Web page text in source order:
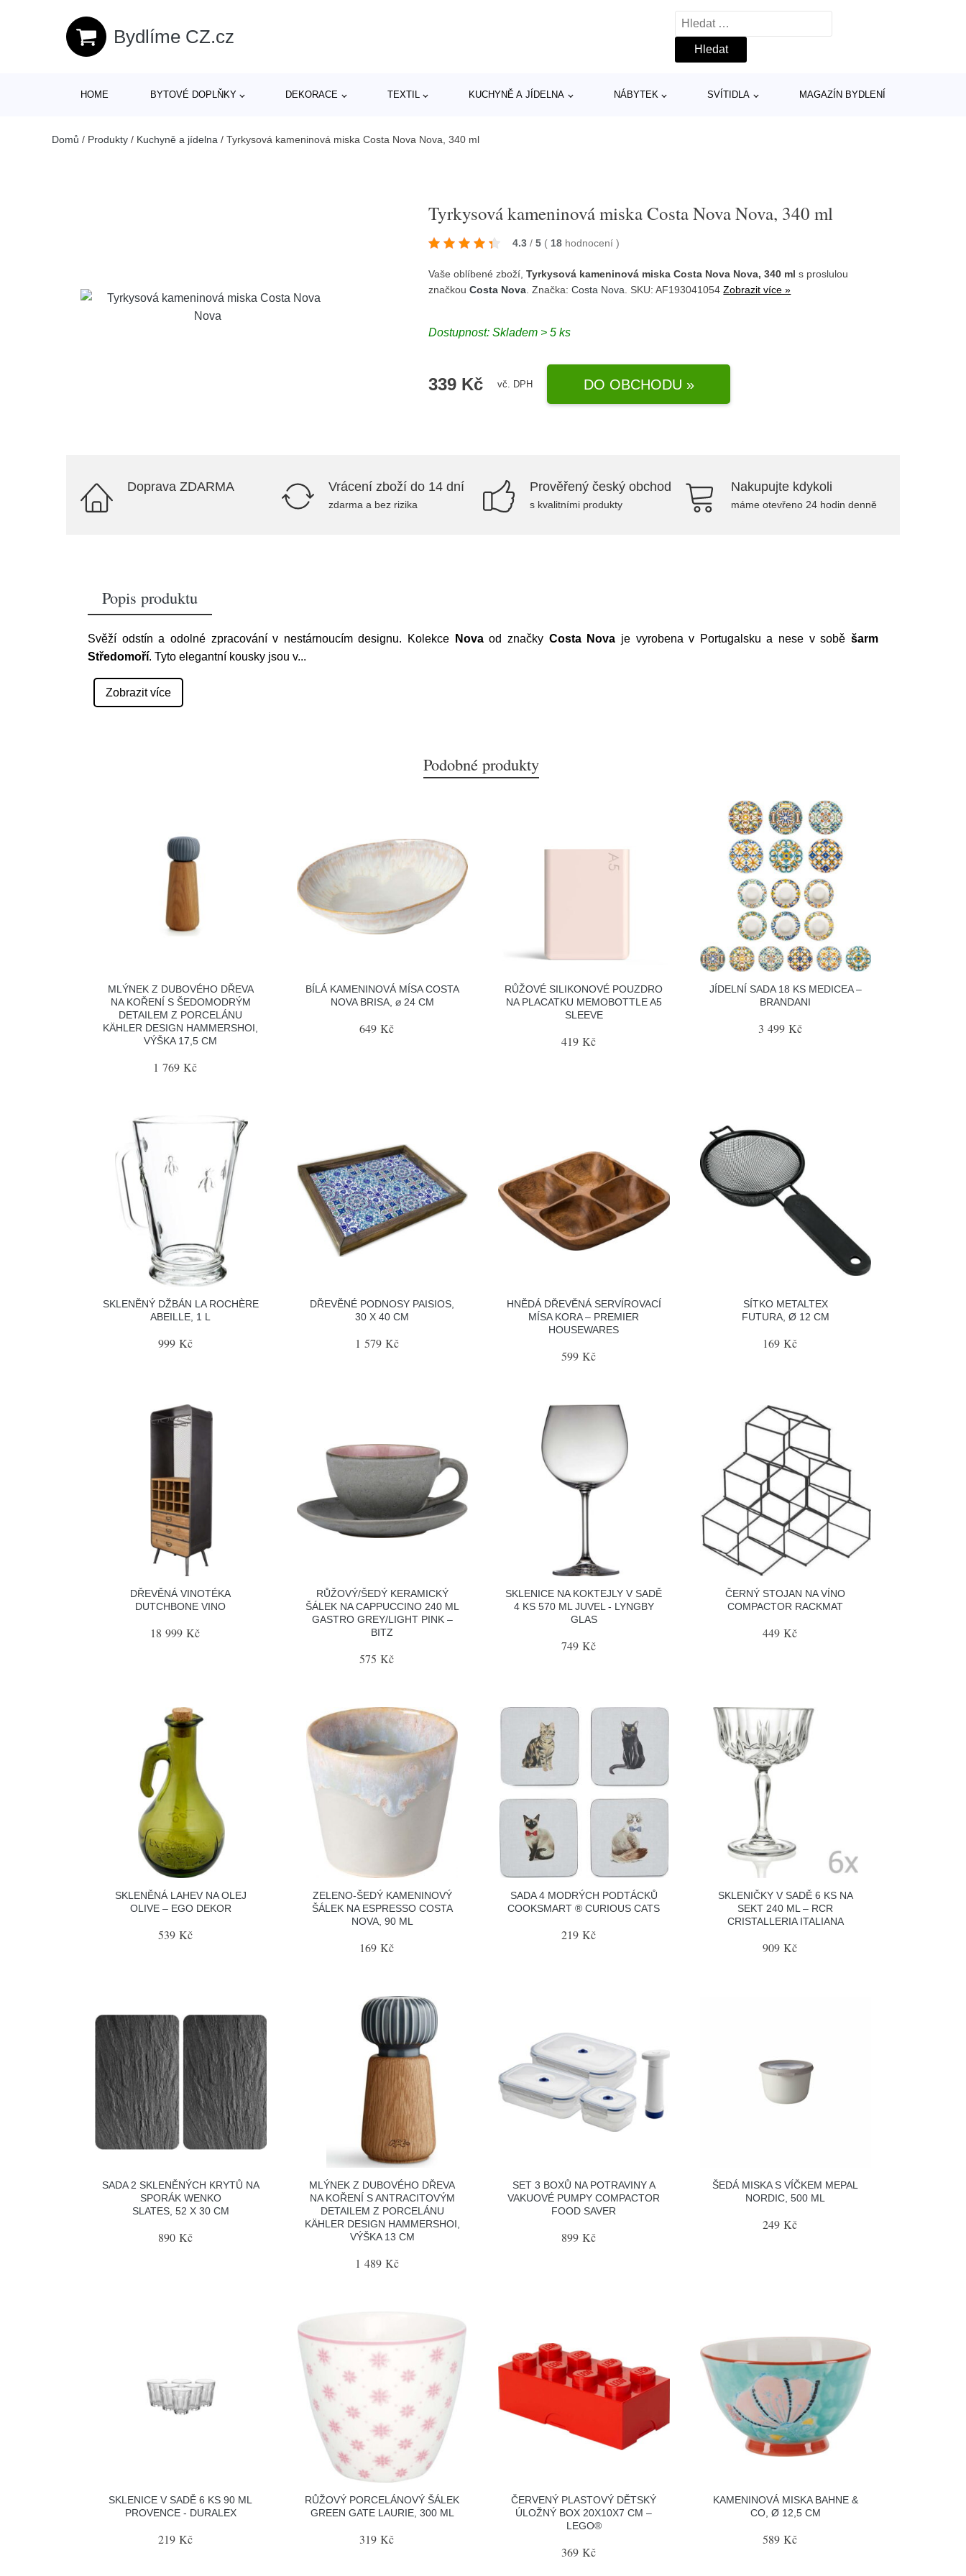
Bydlíme CZ.cz
Vyhledávání
HOME BYTOVÉ DOPLŇKY DEKORACE TEXTIL KUCHYNĚ A JÍDELNA NÁBYTEK SVÍTIDLA MAGAZÍN BYDLENÍ
Domů / Produkty / Kuchyně a jídelna / Tyrkysová kameninová miska Costa Nova Nova, 340 ml
Tyrkysová kameninová miska Costa Nova Nova, 340 ml
4.3 / 5 ( 18 hodnocení)
Vaše oblíbené zboží,Tyrkysová kameninová miska Costa Nova Nova, 340 ml s proslulou
značkouCosta Nova . Značka:Costa Nova . SKU: AF193041054Zobrazit více »
Dostupnost:Skladem > 5 ks
339 Kč vč. DPH DO OBCHODU »
Doprava ZDARMA Vrácení zboží do 14 dní
zdarma a bez rizika
Prověřený český obchod
s kvalitními produkty
Nakupujte kdykoli
máme otevřeno 24 hodin denně
Popis produktu
Svěží odstín a odolné zpracování v nestárnoucím designu. Kolekce Novaod značky Costa Nova je vyrobena v Portugalsku a nese v soběšarm
Středomoří. Tyto elegantní kousky jsou v...
Zobrazit více
Podobné produkty
MLÝNEK Z DUBOVÉHO DŘEVA
NA KOŘENÍ S ŠEDOMODRÝM
DETAILEM Z PORCELÁNU
KÄHLER DESIGN HAMMERSHOI,
VÝŠKA 17,5 CM
1 769 Kč
BÍLÁ KAMENINOVÁ MÍSA COSTA
NOVA BRISA, ⌀ 24 CM
649 Kč
RŮŽOVÉ SILIKONOVÉ POUZDRO
NA PLACATKU MEMOBOTTLE A5
SLEEVE
419 Kč
JÍDELNÍ SADA 18 KS MEDICEA –
BRANDANI
3 499 Kč
SKLENĚNÝ DŽBÁN LA ROCHÈRE
ABEILLE, 1 L
999 Kč
DŘEVĚNÉ PODNOSY PAISIOS,
30 X 40 CM
1 579 Kč
HNĚDÁ DŘEVĚNÁ SERVÍROVACÍ
MÍSA KORA – PREMIER
HOUSEWARES
599 Kč
SÍTKO METALTEX
FUTURA, Ø 12 CM
169 Kč
DŘEVĚNÁ VINOTÉKA
DUTCHBONE VINO
18 999 Kč
RŮŽOVÝ/ŠEDÝ KERAMICKÝ
ŠÁLEK NA CAPPUCCINO 240 ML
GASTRO GREY/LIGHT PINK –
BITZ
575 Kč
SKLENICE NA KOKTEJLY V SADĚ
4 KS 570 ML JUVEL - LYNGBY
GLAS
749 Kč
ČERNÝ STOJAN NA VÍNO
COMPACTOR RACKMAT
449 Kč
SKLENĚNÁ LAHEV NA OLEJ
OLIVE – EGO DEKOR
539 Kč
ZELENO-ŠEDÝ KAMENINOVÝ
ŠÁLEK NA ESPRESSO COSTA
NOVA, 90 ML
169 Kč
SADA 4 MODRÝCH PODTÁCKŮ
COOKSMART ® CURIOUS CATS
219 Kč
SKLENIČKY V SADĚ 6 KS NA
SEKT 240 ML – RCR
CRISTALLERIA ITALIANA
909 Kč
SADA 2 SKLENĚNÝCH KRYTŮ NA
SPORÁK WENKO
SLATES, 52 X 30 CM
890 Kč
MLÝNEK Z DUBOVÉHO DŘEVA
NA KOŘENÍ S ANTRACITOVÝM
DETAILEM Z PORCELÁNU
KÄHLER DESIGN HAMMERSHOI,
VÝŠKA 13 CM
1 489 Kč
SET 3 BOXŮ NA POTRAVINY A
VAKUOVÉ PUMPY COMPACTOR
FOOD SAVER
899 Kč
ŠEDÁ MISKA S VÍČKEM MEPAL
NORDIC, 500 ML
249 Kč
SKLENICE V SADĚ 6 KS 90 ML
PROVENCE - DURALEX
219 Kč
RŮŽOVÝ PORCELÁNOVÝ ŠÁLEK
GREEN GATE LAURIE, 300 ML
319 Kč
ČERVENÝ PLASTOVÝ DĚTSKÝ
ÚLOŽNÝ BOX 20X10X7 CM –
LEGO®
369 Kč
KAMENINOVÁ MISKA BAHNE &
CO, Ø 12,5 CM
589 Kč